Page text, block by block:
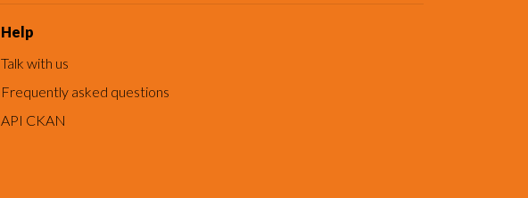
Help
Talk with us
Frequently asked questions
API CKAN